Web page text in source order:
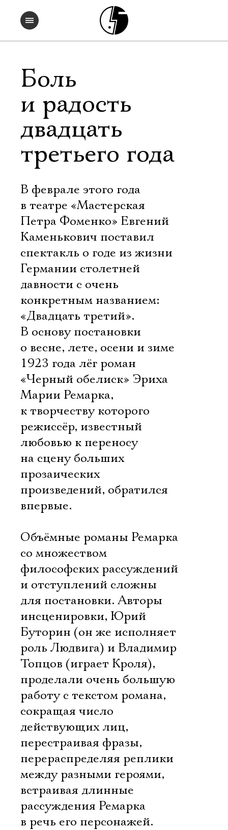
Боль
и радость
двадцать
третьего года
В феврале этого года
в театре «Мастерская
Петра Фоменко» Евгений
Каменькович поставил
спектакль о годе из жизни
Германии столетней
давности с очень
конкретным названием:
«Двадцать третий».
В основу постановки
о весне, лете, осени и зиме
1923 года лёг роман
«Черный обелиск» Эриха
Марии Ремарка,
к творчеству которого
режиссёр, известный
любовью к переносу
на сцену больших
прозаических
произведений, обратился
впервые.
Объёмные романы Ремарка
со множеством
философских рассуждений
и отступлений сложны
для постановки. Авторы
инсценировки, Юрий
Буторин (он же исполняет
роль Людвига) и Владимир
Топцов (играет Кроля),
проделали очень большую
работу с текстом романа,
сокращая число
действующих лиц,
перестраивая фразы,
перераспределяя реплики
между разными героями,
встраивая длинные
рассуждения Ремарка
в речь его персонажей.